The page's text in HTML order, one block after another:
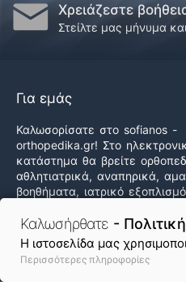
Καλωσήρθατε -
H ιστοσελίδα μας
Περισσότερες πληροφορίες
Χρειάζεστε
Στείλτε μας μήνυμα
Για εμάς
Καλωσορίσατε στο sofianos -
orthopedika.gr! Στο
κατάστημα θα βρείτε
αθλητιατρικά, αναπηρικά,
βοηθήματα, ιατρικό
δεκάδες προϊόντα υγείας &
στις καλύτερες τιμές της